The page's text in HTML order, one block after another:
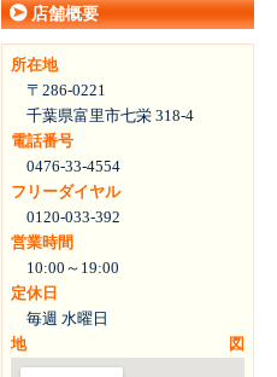
の
記
事
店舗概要
所在地
〒286-0221
千葉県富里市七栄 318-4
電話番号
0476-33-4554
フリーダイヤル
0120-033-392
営業時間
10:00～19:00
定休日
毎週 水曜日
地図